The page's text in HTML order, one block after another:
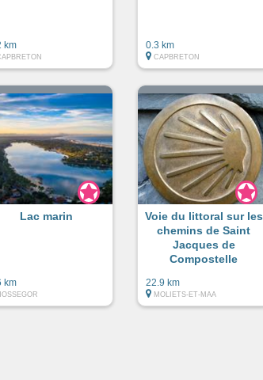
km 0.3 km
CAPBRETON
Lac marin
km
Voie du littoral sur les
chemins de Saint
Jacques de
Compostelle
22.9 km
MOLIETS-ET-MAA